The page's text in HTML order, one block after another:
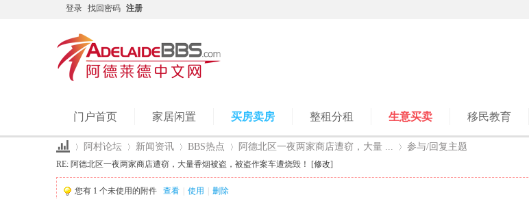
登录 找回密码 注册
门户首页 家居闲置 买房卖房 整租分租 生意买卖 移民教育
阿村论坛 新闻资讯 BBS热点 阿德北区一夜两家商店遭窃，大量 ... 参与/回复主题
RE: 阿德北区一夜两家商店遭窃，大量香烟被盗，被盗作案车遭烧毁！ [修改]
您有 1 个未使用的附件 查看 使用 删除